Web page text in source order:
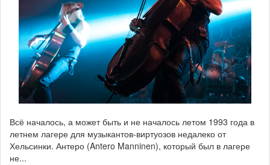
Всё началось, а может быть и не началось летом 1993 года в
летнем лагере для музыкантов-виртуозов недалеко от
Хельсинки. Антеро (Antero Manninen), который был в лагере
не...